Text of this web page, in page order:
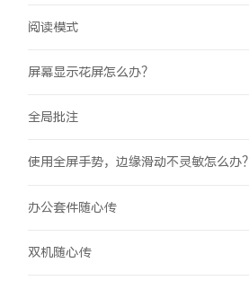
阅读模式
屏幕显示花屏怎么办？
全局批注
使用全屏手势，边缘滑动不灵敏怎么办？
办公套件随心传
双机随心传